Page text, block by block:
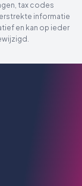
tax codes
informatie
en kan op ieder